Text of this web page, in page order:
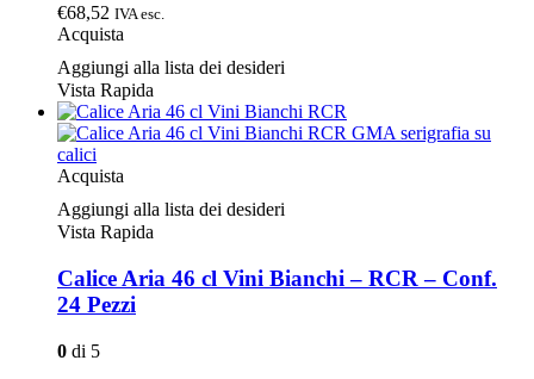
€68,52 IVA esc.
Acquista
Aggiungi alla lista dei desideri
Vista Rapida
Acquista
Aggiungi alla lista dei desideri
Vista Rapida
Calice Aria 46 cl Vini Bianchi – RCR – Conf.
24 Pezzi
0 di 5